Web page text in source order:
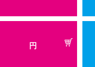
円